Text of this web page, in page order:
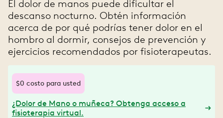
El dolor de manos puede dificultar el
descanso nocturno. Obtén información
acerca de por qué podrías tener dolor en el
hombro al dormir, consejos de prevención y
ejercicios recomendados por fisioterapeutas.
$0 costo para usted
¿Dolor de Mano o muñeca? Obtenga acceso a
fisioterapia virtual.